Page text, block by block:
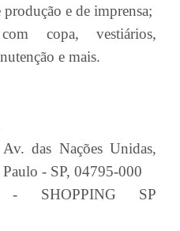
e de imprensa;
copa, vestiários,
e mais.
das Nações Unidas,
- SP, 04795-000
- SHOPPING SP